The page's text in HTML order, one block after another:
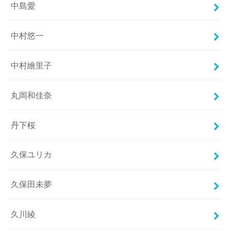
中島愛
中村悠一
中村繪里子
丸岡和佳奈
丹下桜
久保ユリカ
久保田未夢
久川綾